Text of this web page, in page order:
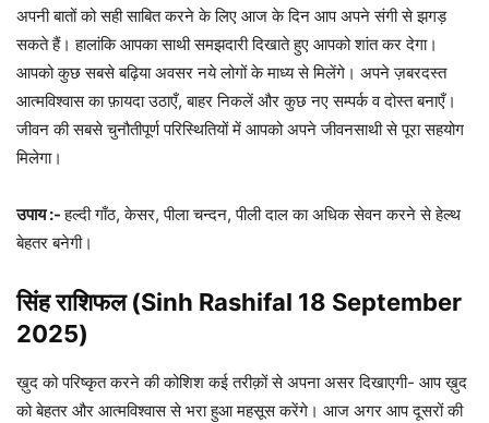
अपनी बातों को सही साबित करने के लिए आज के दिन आप अपने संगी से झगड़
सकते हैं। हालांकि आपका साथी समझदारी दिखाते हुए आपको शांत कर देगा।
आपको कुछ सबसे बढ़िया अवसर नये लोगों के माध्य से मिलेंगे। अपने ज़बरदस्त
आत्मविश्वास का फ़ायदा उठाएँ, बाहर निकलें और कुछ नए सम्पर्क व दोस्त बनाएँ।
जीवन की सबसे चुनौतीपूर्ण परिस्थितियों में आपको अपने जीवनसाथी से पूरा सहयोग
मिलेगा।
उपाय :-हल्दी गाँठ, केसर, पीला चन्दन, पीली दाल का अधिक सेवन करने से हेल्थ
बेहतर बनेगी।
सिंह राशिफल (Sinh Rashifal 18 September
2025)
ख़ुद को परिष्कृत करने की कोशिश कई तरीक़ों से अपना असर दिखाएगी- आप ख़ुद
को बेहतर और आत्मविश्वास से भरा हुआ महसूस करेंगे। आज अगर आप दूसरों की